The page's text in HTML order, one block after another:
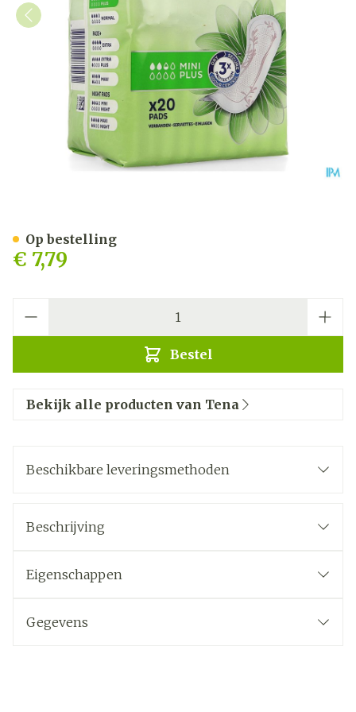
€ 7,79
Bestel
Op bestelling
Bekijk alle producten van Tena
Beschikbare leveringsmethoden
Beschrijving
Eigenschappen
Gegevens